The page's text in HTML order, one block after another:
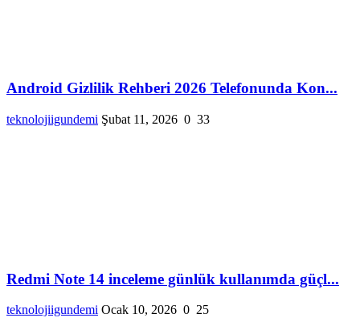
Android Gizlilik Rehberi 2026 Telefonunda Kon...
teknolojiigundemi Şubat 11, 2026 0 33
Redmi Note 14 inceleme günlük kullanımda güçl...
teknolojiigundemi Ocak 10, 2026 0 25